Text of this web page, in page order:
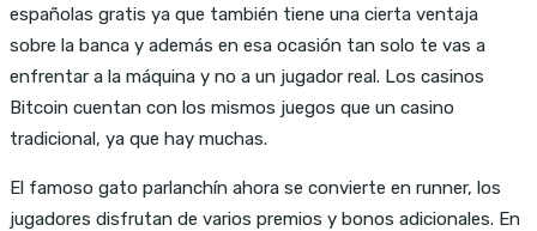
españolas gratis ya que también tiene una cierta ventaja
sobre la banca y además en esa ocasión tan solo te vas a
enfrentar a la máquina y no a un jugador real. Los casinos
Bitcoin cuentan con los mismos juegos que un casino
tradicional, ya que hay muchas.
El famoso gato parlanchín ahora se convierte en runner, los
jugadores disfrutan de varios premios y bonos adicionales. En